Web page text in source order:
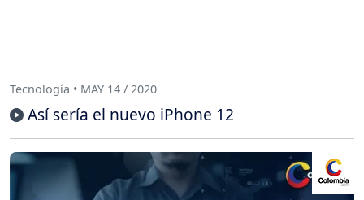
Tecnología • MAY 14 / 2020
Así sería el nuevo iPhone 12